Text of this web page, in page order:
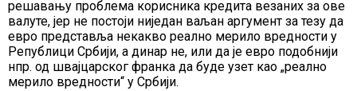
решавању проблема корисника кредита везаних за ове
валуте, јер не постоји ниједан ваљан аргумент за тезу да
евро представља некакво реално мерило вредности у
Републици Србији, а динар не, или да је евро подобнији
нпр. од швајцарског франка да буде узет као „реално
мерило вредности“ у Србији.